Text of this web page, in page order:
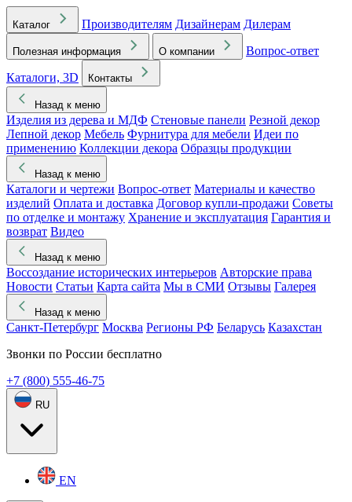
Каталог Производителям Дизайнерам Дилерам
Полезная информация О компании
Вопрос-ответ
Каталоги, 3D
Контакты
Назад к меню
Изделия из дерева и МДФ Стеновые панели Резной декор
Лепной декор Мебель Фурнитура для мебели Идеи по
применению Коллекции декора Образцы продукции
Назад к меню
Каталоги и чертежи Вопрос-ответ Материалы и качество
изделий Оплата и доставка Договор купли-продажи Советы
по отделке и монтажу Хранение и эксплуатация Гарантия и
возврат Видео
Назад к меню
Воссоздание исторических интерьеров Авторские права
Новости Статьи Карта сайта Мы в СМИ Отзывы Галерея
Назад к меню
Санкт-Петербург Москва Регионы РФ Беларусь Казахстан
Звонки по России бесплатно
+7 (800) 555-46-75
RU
EN